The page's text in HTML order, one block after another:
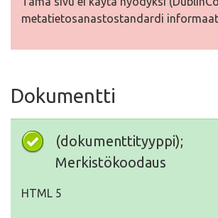
metatietosanastostandardi
Dokumentti
(dokumenttityyppi);
Merkistökoodaus
HTML 5